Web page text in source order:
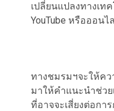
เปลี่ยนแปลงทางเ
YouTube หรือออน
ทางชมรมฯจะให้ค
มาให้คำแนะนำช่ว
ที่อาจจะเสี่ยงต่อก